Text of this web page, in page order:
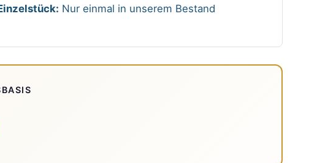
Nur einmal in unserem Bestand